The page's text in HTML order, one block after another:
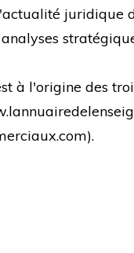
juridique
à l'origine des
).